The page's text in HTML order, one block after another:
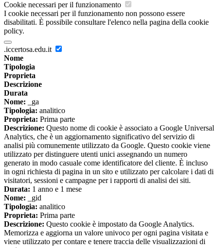
Cookie necessari per il funzionamento
I cookie necessari per il funzionamento non possono essere
disabilitati. È possibile consultare l'elenco nella pagina della cookie
policy.
.iccertosa.edu.it
Nome
Tipologia
Proprieta
Descrizione
Durata
Nome: _ga
Tipologia: analitico
Proprieta: Prima parte
Descrizione: Questo nome di cookie è associato a Google Universal
Analytics, che è un aggiornamento significativo del servizio di
analisi più comunemente utilizzato da Google. Questo cookie viene
utilizzato per distinguere utenti unici assegnando un numero
generato in modo casuale come identificatore del cliente. È incluso
in ogni richiesta di pagina in un sito e utilizzato per calcolare i dati di
visitatori, sessioni e campagne per i rapporti di analisi dei siti.
Durata: 1 anno e 1 mese
Nome: _gid
Tipologia: analitico
Proprieta: Prima parte
Descrizione: Questo cookie è impostato da Google Analytics.
Memorizza e aggiorna un valore univoco per ogni pagina visitata e
viene utilizzato per contare e tenere traccia delle visualizzazioni di